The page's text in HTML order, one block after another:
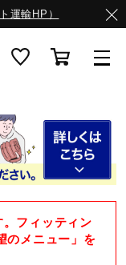
運輸HP）
フィッティン
のメニュー」を